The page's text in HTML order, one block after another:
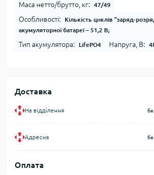
Маса нетто/брутто, кг: 47/49
Особливості:
Кількість циклів "заряд-
акумуляторної батареї – 51,2 В;
Тип акумулятора: LifePO4 Напруга, В:
Доставка
На відділення
Адресна
Оплата